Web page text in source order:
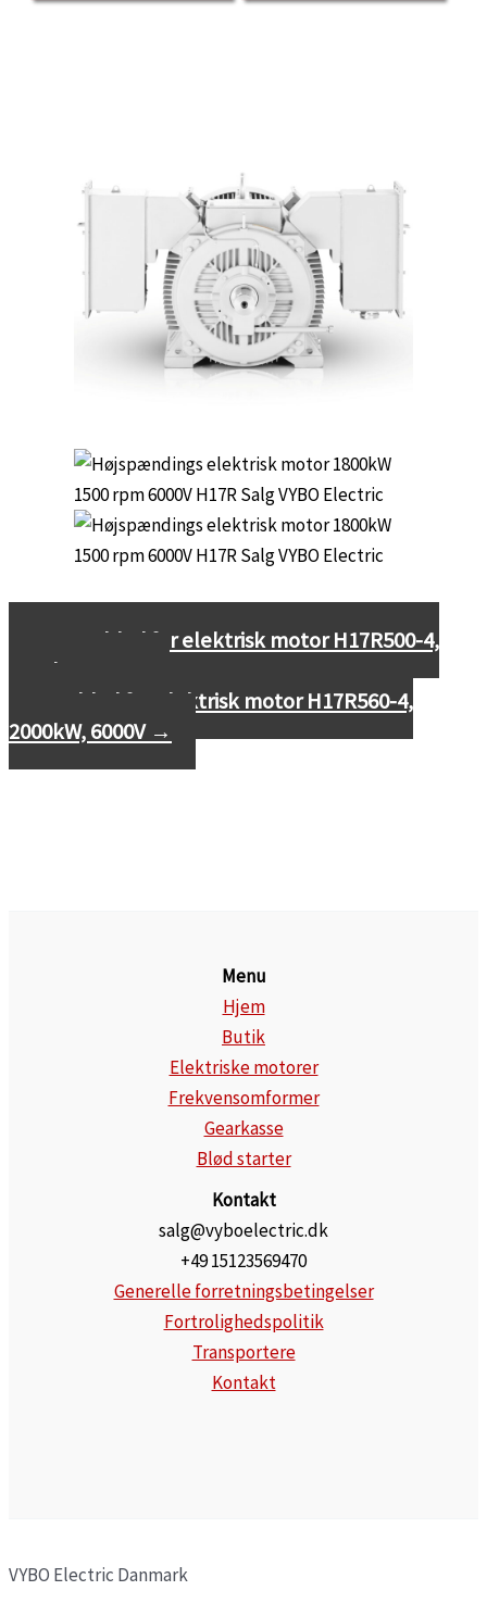
Datablad for elektrisk motor H17R500-4,
1600kW, 6000V
Datablad for elektrisk motor H17R560-4,
2000kW, 6000V →
Menu
Hjem
Butik
Elektriske motorer
Frekvensomformer
Gearkasse
Blød starter
Kontakt
salg@vyboelectric.dk
+49 15123569470
Generelle forretningsbetingelser
Fortrolighedspolitik
Transportere
Kontakt
VYBO Electric Danmark